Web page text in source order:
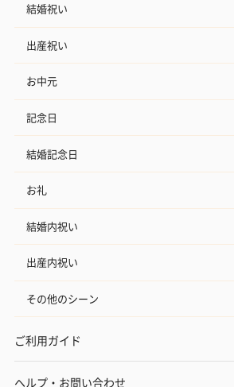
結婚祝い
出産祝い
お中元
記念日
結婚記念日
お礼
結婚内祝い
出産内祝い
その他のシーン
ご利用ガイド
ヘルプ・お問い合わせ